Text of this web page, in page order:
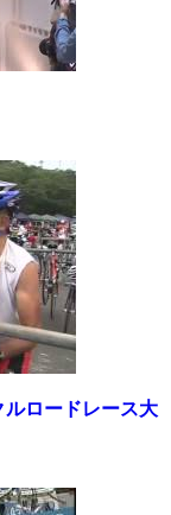
ルロードレース大